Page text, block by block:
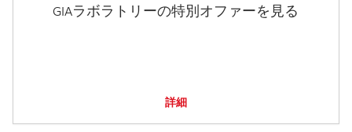
GIAラボラトリーの特別オファーを見る
詳細